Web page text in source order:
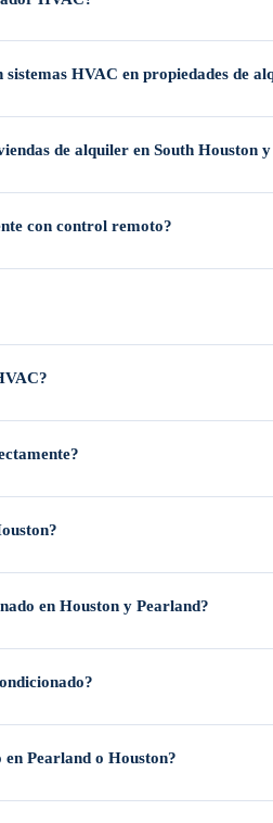
que los propietarios revisen
y limpiezas químicas rigurosas
HVAC en propiedades de
de alquiler en South Houston
con control remoto?
en Houston y Pearland?
representan el extremo más alto.
Pearland o Houston?